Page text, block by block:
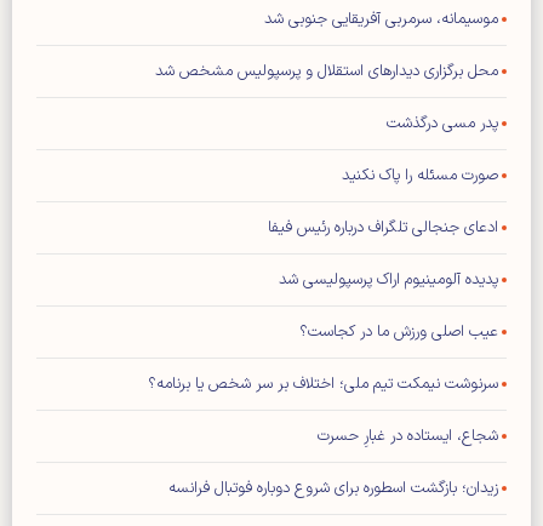
موسیمانه، سرمربی آفریقایی جنوبی شد
محل برگزاری دیدار‌های استقلال و پرسپولیس مشخص شد
پدر مسی درگذشت
صورت مسئله را پاک نکنید
ادعای جنجالی تلگراف درباره رئیس فیفا
پدیده آلومینیوم اراک پرسپولیسی شد
عیب اصلی ورزش ما در کجاست؟
سرنوشت نیمکت تیم ملی؛ اختلاف بر سر شخص یا برنامه؟
شجاع، ایستاده در غبارِ حسرت
زیدان؛ بازگشت اسطوره برای شروع دوباره فوتبال فرانسه